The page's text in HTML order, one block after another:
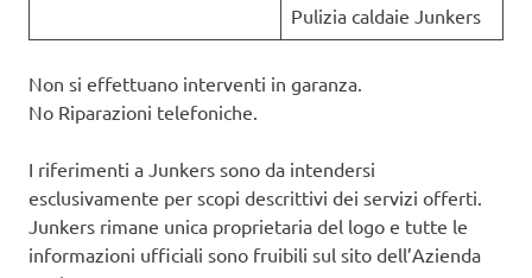
Pulizia caldaie Junkers
Non si effettuano interventi in garanza.
No Riparazioni telefoniche.
I riferimenti a Junkers sono da intendersi
esclusivamente per scopi descrittivi dei servizi offerti.
Junkers rimane unica proprietaria del logo e tutte le
informazioni ufficiali sono fruibili sul sito dell’Azienda